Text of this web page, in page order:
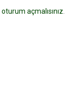
oturum açmalısınız